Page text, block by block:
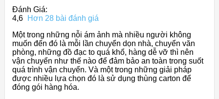
Đánh Giá:
4,6
Hơn 28 bài đánh giá
Một trong những nỗi ám ảnh mà nhiều người không
muốn đến đó là mỗi lần chuyển dọn nhà, chuyển văn
phòng, những đồ đạc to quá khổ, hàng dễ vỡ thì nên
vận chuyển như thế nào để đảm bảo an toàn trong suốt
quá trình vận chuyển. Và một trong những giải pháp
được nhiều lựa chọn đó là sử dụng thùng carton để
đóng gói hàng hóa.